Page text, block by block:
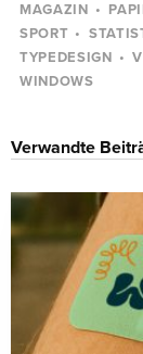
MAGAZIN
SPORT
TYPEDESIGN
WINDOWS
Verwandte